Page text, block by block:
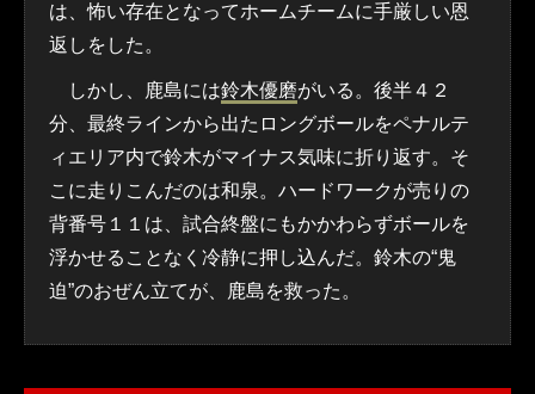
は、怖い存在となってホームチームに手厳しい恩
返しをした。
しかし、鹿島には鈴木優磨がいる。後半４２
分、最終ラインから出たロングボールをペナルテ
ィエリア内で鈴木がマイナス気味に折り返す。そ
こに走りこんだのは和泉。ハードワークが売りの
背番号１１は、試合終盤にもかかわらずボールを
浮かせることなく冷静に押し込んだ。鈴木の“鬼
迫”のおぜん立てが、鹿島を救った。